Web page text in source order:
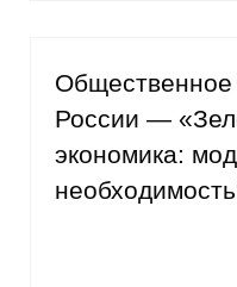
Общественное
России —
экономика: